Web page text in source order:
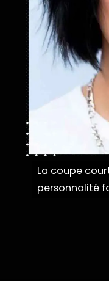
La coupe
personnalité
La coupe
personnalité